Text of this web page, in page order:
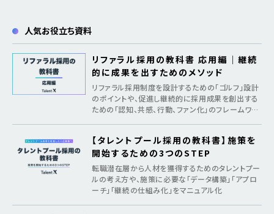
人気お役立ち資料
リファラル採用の教科書 応用編｜継続
的に成果を出すためのメソッド
リファラル採用制度を設計するための「ゴルフ」設計
のポイントや、促進し継続的に採用成果を創出する
ための「認知、共感、行動、ファン化」のフレームワー
【タレントプール採用の教科書】施策を
開始するための3つのSTEP
転職潜在層から人材を獲得するためのタレントプー
ルの考え方や、施策に必要な「データ構築」「アプロ
ーチ」「継続の仕組み化」をマニュアル化